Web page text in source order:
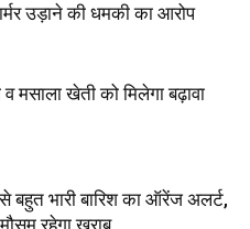
उड़ाने की धमकी का आरोप
व मसाला खेती को मिलेगा बढ़ावा
से बहुत भारी बारिश का ऑरेंज अलर्ट,
रहेगा खराब